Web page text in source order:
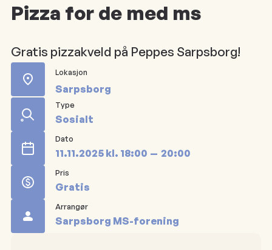
Pizza for de med ms
Gratis pizzakveld på Peppes Sarpsborg!
Lokasjon
Sarpsborg
Type
Sosialt
Dato
11.11.2025 kl. 18:00 20:00
Pris
Gratis
Arrangør
Sarpsborg MS-forening